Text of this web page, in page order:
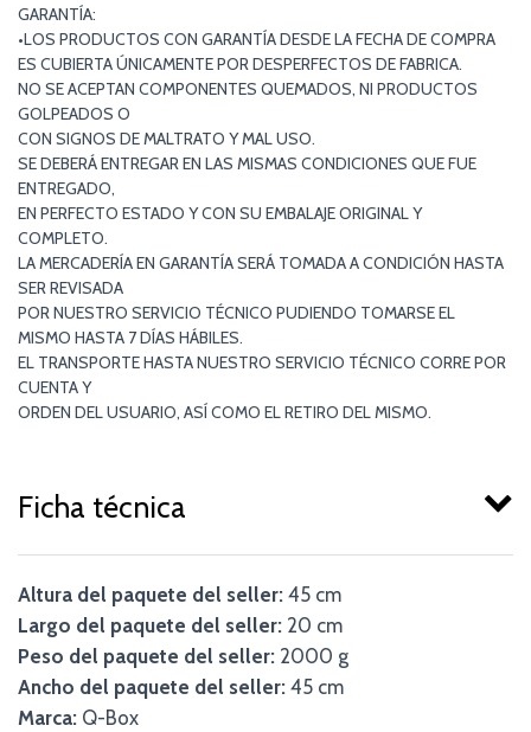
GARANTÍA:
•LOS PRODUCTOS CON GARANTÍA DESDE LA FECHA DE COMPRA
ES CUBIERTA ÚNICAMENTE POR DESPERFECTOS DE FABRICA.
NO SE ACEPTAN COMPONENTES QUEMADOS, NI PRODUCTOS
GOLPEADOS O
CON SIGNOS DE MALTRATO Y MAL USO.
SE DEBERÁ ENTREGAR EN LAS MISMAS CONDICIONES QUE FUE
ENTREGADO,
EN PERFECTO ESTADO Y CON SU EMBALAJE ORIGINAL Y
COMPLETO.
LA MERCADERÍA EN GARANTÍA SERÁ TOMADA A CONDICIÓN HASTA
SER REVISADA
POR NUESTRO SERVICIO TÉCNICO PUDIENDO TOMARSE EL
MISMO HASTA 7 DÍAS HÁBILES.
EL TRANSPORTE HASTA NUESTRO SERVICIO TÉCNICO CORRE POR
CUENTA Y
ORDEN DEL USUARIO, ASÍ COMO EL RETIRO DEL MISMO.
Ficha técnica
Altura del paquete del seller: 45 cm
Largo del paquete del seller: 20 cm
Peso del paquete del seller: 2000 g
Ancho del paquete del seller: 45 cm
Marca: Q-Box